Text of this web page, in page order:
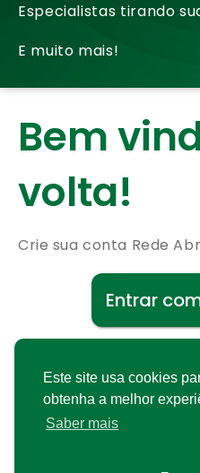
Este site usa cookies
obtenha a melhor
Saber mais
Especialistas tirando
E muito mais!
Bem
volta!
Crie sua conta Rede
Entrar